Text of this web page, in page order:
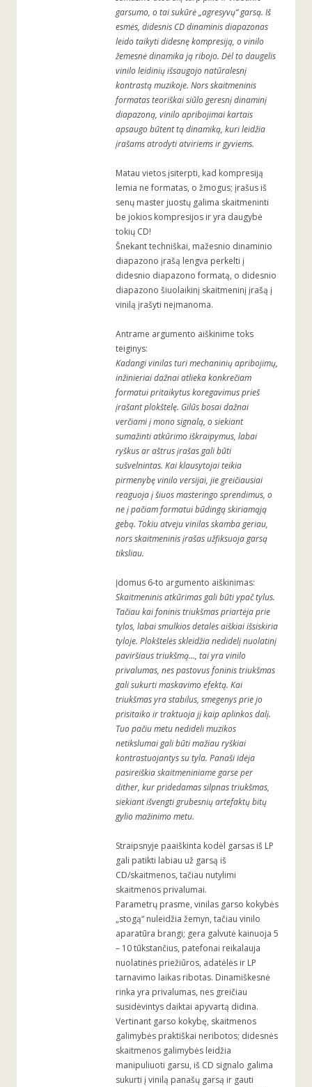
garsumo, o tai sukūrė „agresyvų“ garsą. Iš
esmės, didesnis CD dinaminis diapazonas
leido taikyti didesnę kompresiją, o vinilo
žemesnė dinamika ją ribojo. Dėl to daugelis
vinilo leidinių išsaugojo natūralesnį
kontrastą muzikoje. Nors skaitmeninis
formatas teoriškai siūlo geresnį dinaminį
diapazoną, vinilo apribojimai kartais
apsaugo būtent tą dinamiką, kuri leidžia
įrašams atrodyti atviriems ir gyviems.
Matau vietos įsiterpti, kad kompresiją
lemia ne formatas, o žmogus; įrašus iš
senų master juostų galima skaitmeninti
be jokios kompresijos ir yra daugybė
tokių CD!
Šnekant techniškai, mažesnio dinaminio
diapazono įrašą lengva perkelti į
didesnio diapazono formatą, o didesnio
diapazono šiuolaikinį skaitmeninį įrašą į
vinilą įrašyti neįmanoma.
Antrame argumento aiškinime toks
teiginys:
Kadangi vinilas turi mechaninių apribojimų,
inžinieriai dažnai atlieka konkrečiam
formatui pritaikytus koregavimus prieš
įrašant plokštelę. Gilūs bosai dažnai
verčiami į mono signalą, o siekiant
sumažinti atkūrimo iškraipymus, labai
ryškus ar aštrus įrašas gali būti
sušvelnintas. Kai klausytojai teikia
pirmenybę vinilo versijai, jie greičiausiai
reaguoja į šiuos masteringo sprendimus, o
ne į pačiam formatui būdingą skiriamąją
gebą. Tokiu atveju vinilas skamba geriau,
nors skaitmeninis įrašas užfiksuoja garsą
tiksliau.
Įdomus 6-to argumento aiškinimas:
Skaitmeninis atkūrimas gali būti ypač tylus.
Tačiau kai foninis triukšmas priartėja prie
tylos, labai smulkios detalės aiškiai išsiskiria
tyloje. Plokštelės skleidžia nedidelį nuolatinį
paviršiaus triukšmą…, tai yra vinilo
privalumas, nes pastovus foninis triukšmas
gali sukurti maskavimo efektą. Kai
triukšmas yra stabilus, smegenys prie jo
prisitaiko ir traktuoja jį kaip aplinkos dalį.
Tuo pačiu metu nedideli muzikos
netikslumai gali būti mažiau ryškiai
kontrastuojantys su tyla. Panaši idėja
pasireiškia skaitmeniniame garse per
dither, kur pridedamas silpnas triukšmas,
siekiant išvengti grubesnių artefaktų bitų
gylio mažinimo metu.
Straipsnyje paaiškinta kodėl garsas iš LP
gali patikti labiau už garsą iš
CD/skaitmenos, tačiau nutylimi
skaitmenos privalumai.
Parametrų prasme, vinilas garso kokybės
„stogą“ nuleidžia žemyn, tačiau vinilo
aparatūra brangi; gera galvutė kainuoja 5
– 10 tūkstančius, patefonai reikalauja
nuolatinės priežiūros, adatėlės ir LP
tarnavimo laikas ribotas. Dinamiškesnė
rinka yra privalumas, nes greičiau
susidėvintys daiktai apyvartą didina.
Vertinant garso kokybę, skaitmenos
galimybės praktiškai neribotos; didesnės
skaitmenos galimybės leidžia
manipuliuoti garsu, iš CD signalo galima
sukurti į vinilą panašų garsą ir gauti